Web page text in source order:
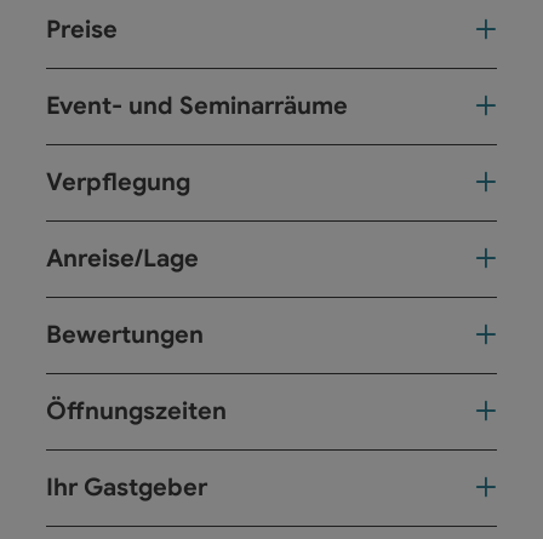
Preise
Event- und Seminarräume
Verpflegung
Anreise/Lage
Bewertungen
Öffnungszeiten
Ihr Gastgeber